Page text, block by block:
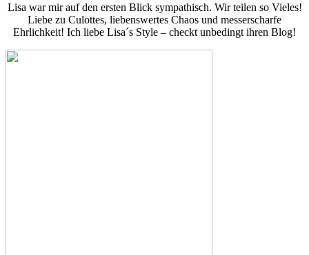
Lisa war mir auf den ersten Blick sympathisch. Wir teilen so Vieles!
Liebe zu Culottes, liebenswertes Chaos und messerscharfe
Ehrlichkeit! Ich liebe Lisa´s Style – checkt unbedingt ihren Blog!